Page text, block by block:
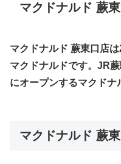
マクドナルド 蕨
マクドナルド 蕨東口店
マクドナルドです。JR
にオープンするマクドナ
マクドナルド 蕨